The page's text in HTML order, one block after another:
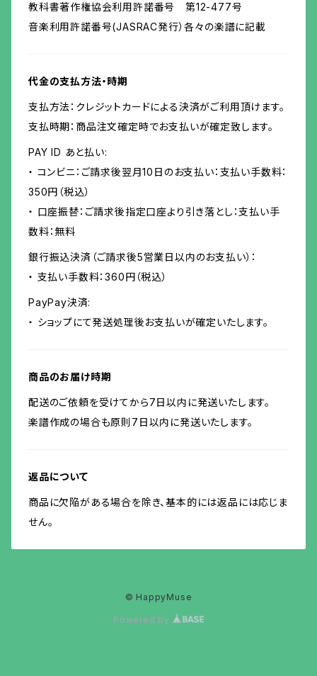
教科書著作権協会利用許諾番号 第12-477号
音楽利用許諾番号(JASRAC発行）各々の楽譜に記載
代金の支払方法・時期
支払方法：クレジットカードによる決済がご利用頂けます。
支払時期：商品注文確定時でお支払いが確定致します。
PAY ID あと払い:
・ コンビニ：ご請求後翌月10日のお支払い：支払い手数料：
350円（税込）
・ 口座振替：ご請求後指定口座より引き落とし：支払い手
数料：無料
銀行振込決済（ご請求後5営業日以内のお支払い）：
・ 支払い手数料：360円（税込）
PayPay決済:
・ ショップにて発送処理後お支払いが確定いたします。
商品のお届け時期
配送のご依頼を受けてから7日以内に発送いたします。
楽譜作成の場合も原則7日以内に発送いたします。
返品について
商品に欠陥がある場合を除き、基本的には返品には応じま
せん。
© HappyMuse
Powered by